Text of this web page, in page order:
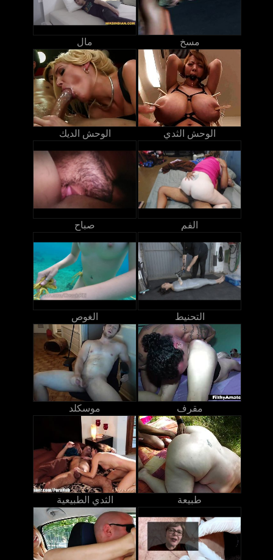
مال مسخ
الوحش الديك الوحش الثدي
صباح الفم
الغوص التحنيط
موسكلد مقرف
الثدي الطبيعية طبيعة